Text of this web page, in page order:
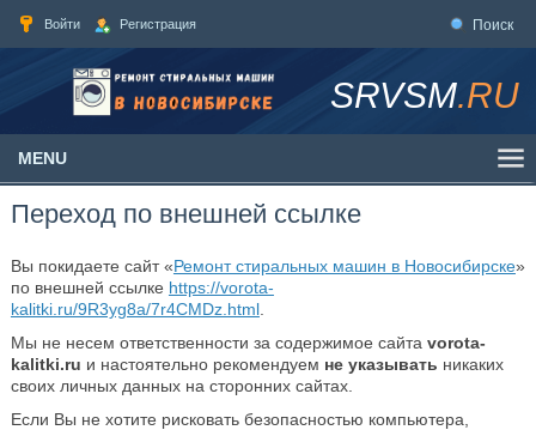
Войти Регистрация Поиск
SRVSM.RU
MENU
Переход по внешней ссылке
Вы покидаете сайт «Ремонт стиральных машин в Новосибирске»
по внешней ссылке https://vorota-
kalitki.ru/9R3yg8a/7r4CMDz.html.
Мы не несем ответственности за содержимое сайта vorota-
kalitki.ru и настоятельно рекомендуем не указывать никаких
своих личных данных на сторонних сайтах.
Если Вы не хотите рисковать безопасностью компьютера,